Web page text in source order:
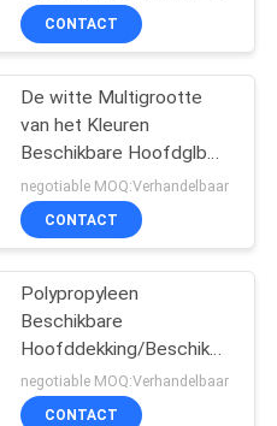
gordijn
39
Elastiek
CONTACT
De witte Multigrootte
van het Kleuren
Beschikbare Hoofdglb
Vochtige Bewijs met
Netto Piek en Haar
negotiable MOQ:Verhandelbaar
CONTACT
Polypropyleen
Beschikbare
Hoofddekking/Beschikbare
Chirurgische Kappen met
Band
negotiable MOQ:Verhandelbaar
CONTACT